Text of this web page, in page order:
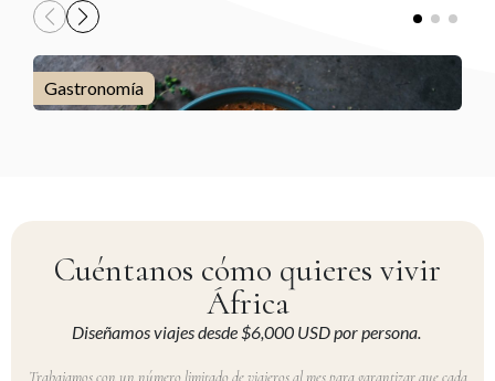
Gastronomía
Cuéntanos cómo quieres vivir
África
Diseñamos viajes desde $6,000 USD por persona.